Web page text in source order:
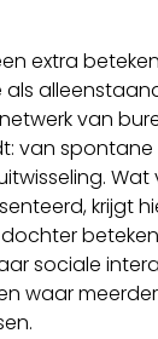
extra
van
van
krijgt
sociale
waar